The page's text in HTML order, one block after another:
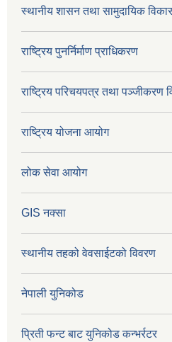
स्थानीय शासन तथा सामुदायिक
राष्ट्रिय पुनर्निर्माण प्राधिकरण
राष्ट्रिय परिचयपत्र तथा पञ्जीकरण
राष्ट्रिय योजना आयोग
लोक सेवा आयोग
GIS नक्सा
स्थानीय तहको वेवसाईटको विवरण
नेपाली युनिकोड
प्रिती फन्ट बाट युनिकोड कन्भर्रटर